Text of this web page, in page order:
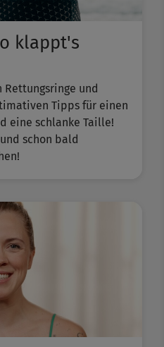
klappt's
Rettungsringe und
Tipps für einen
eine schlanke Taille!
schon bald